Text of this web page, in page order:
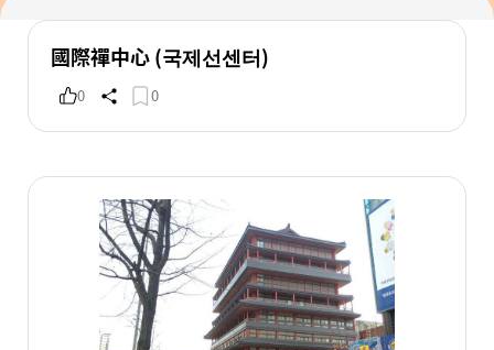
國際禪中心 (국제선센터)
0 0